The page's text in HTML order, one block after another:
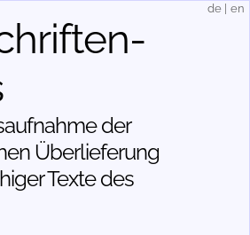
der
Über­lieferung
Texte des
de en